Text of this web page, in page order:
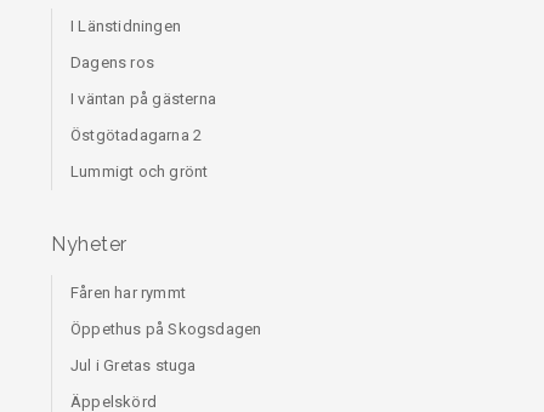
I Länstidningen
Dagens ros
I väntan på gästerna
Östgötadagarna 2
Lummigt och grönt
Nyheter
Fåren har rymmt
Öppethus på Skogsdagen
Jul i Gretas stuga
Äppelskörd